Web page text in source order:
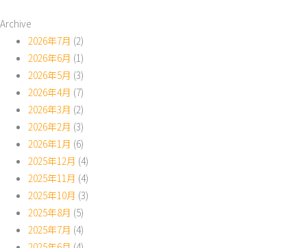
Archive
2026年7月 (2)
2026年6月 (1)
2026年5月 (3)
2026年4月 (7)
2026年3月 (2)
2026年2月 (3)
2026年1月 (6)
2025年12月 (4)
2025年11月 (4)
2025年10月 (3)
2025年8月 (5)
2025年7月 (4)